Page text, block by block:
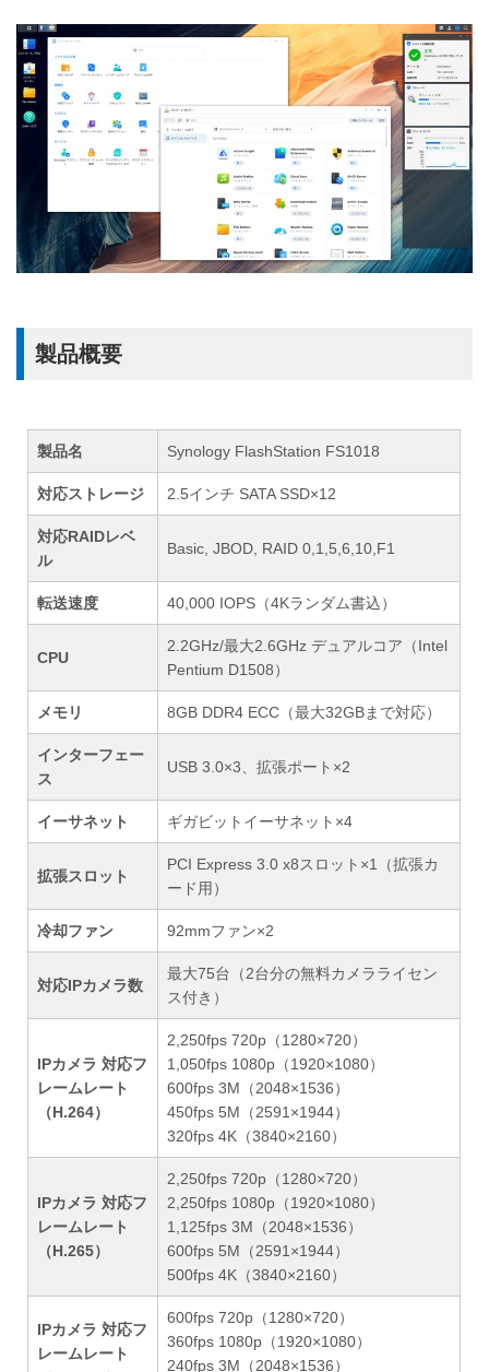
製品概要
製品名 Synology FlashStation FS1018
対応ストレージ 2.5インチ SATA SSD×12
対応RAIDレベ
ル
Basic, JBOD, RAID 0,1,5,6,10,F1
転送速度 40,000 IOPS（4Kランダム書込）
CPU
2.2GHz/最大2.6GHz デュアルコア（Intel
Pentium D1508）
メモリ 8GB DDR4 ECC（最大32GBまで対応）
インターフェー
ス
USB 3.0×3、拡張ポート×2
イーサネット ギガビットイーサネット×4
拡張スロット
PCI Express 3.0 x8スロット×1（拡張カ
ード用）
冷却ファン 92mmファン×2
対応IPカメラ数
最大75台（2台分の無料カメラライセン
ス付き）
IPカメラ 対応フ
レームレート
（H.264）
2,250fps 720p（1280×720）
1,050fps 1080p（1920×1080）
600fps 3M（2048×1536）
450fps 5M（2591×1944）
320fps 4K（3840×2160）
IPカメラ 対応フ
レームレート
（H.265）
2,250fps 720p（1280×720）
2,250fps 1080p（1920×1080）
1,125fps 3M（2048×1536）
600fps 5M（2591×1944）
500fps 4K（3840×2160）
IPカメラ 対応フ
レームレート
600fps 720p（1280×720）
360fps 1080p（1920×1080）
240fps 3M（2048×1536）